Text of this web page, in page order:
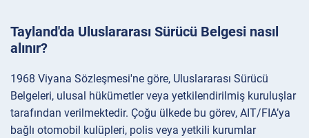
Tayland'da Uluslararası Sürücü Belgesi nasıl
alınır?
1968 Viyana Sözleşmesi'ne göre, Uluslararası Sürücü
Belgeleri, ulusal hükümetler veya yetkilendirilmiş kuruluşlar
tarafından verilmektedir. Çoğu ülkede bu görev, AIT/FIA’ya
bağlı otomobil kulüpleri, polis veya yetkili kurumlar